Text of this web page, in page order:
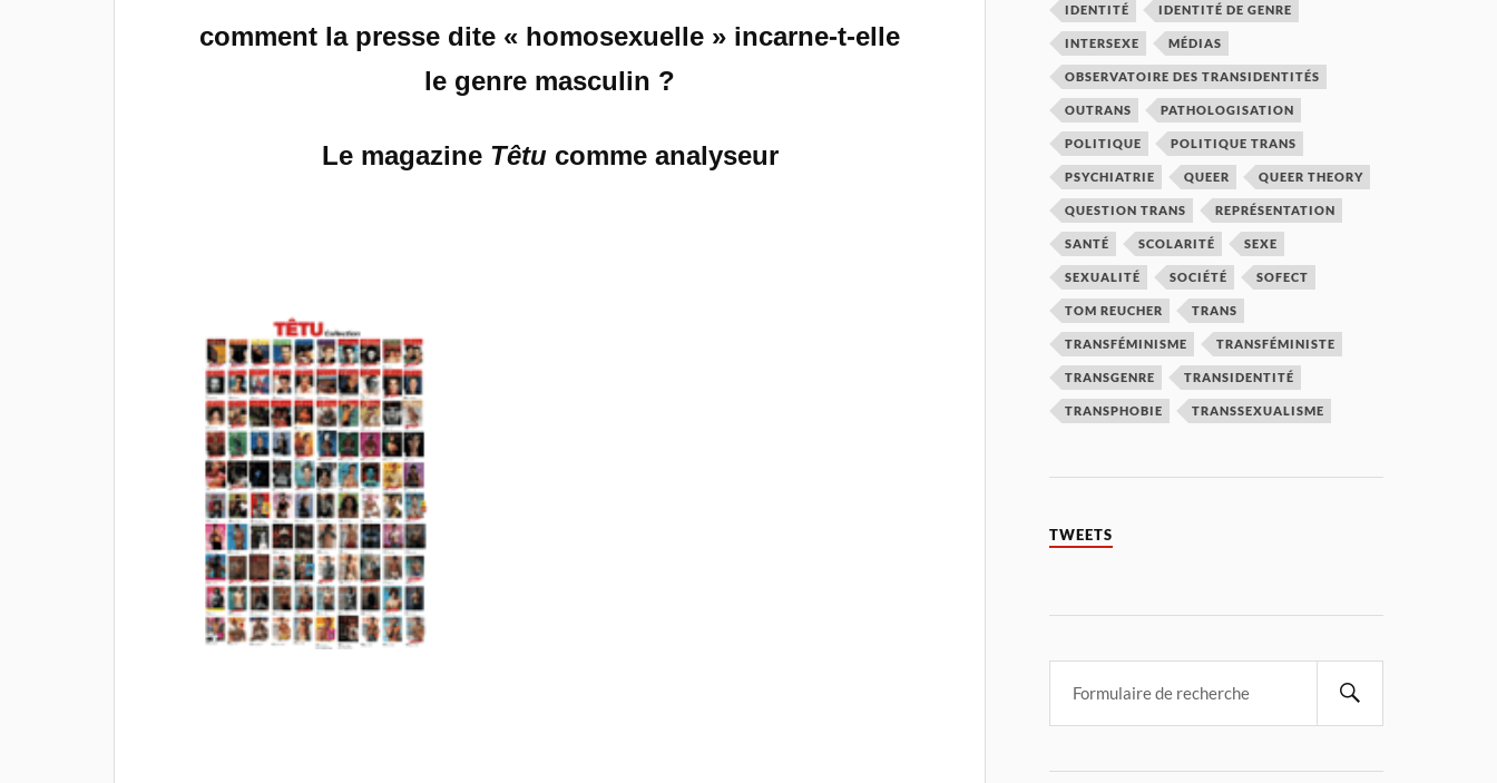
comment la presse dite « homosexuelle » incarne-t-elle
le genre masculin ?
Le magazine Têtucomme analyseur
IDENTITÉ IDENTITÉ DE GENRE
INTERSEXE MÉDIAS
OBSERVATOIRE DES TRANSIDENTITÉS
OUTRANS PATHOLOGISATION
POLITIQUE POLITIQUE TRANS
PSYCHIATRIE QUEER QUEER THEORY
QUESTION TRANS REPRÉSENTATION
SANTÉ SCOLARITÉ SEXE
SEXUALITÉ SOCIÉTÉ SOFECT
TOM REUCHER TRANS
TRANSFÉMINISME TRANSFÉMINISTE
TRANSGENRE TRANSIDENTITÉ
TRANSPHOBIE TRANSSEXUALISME
TWEETS